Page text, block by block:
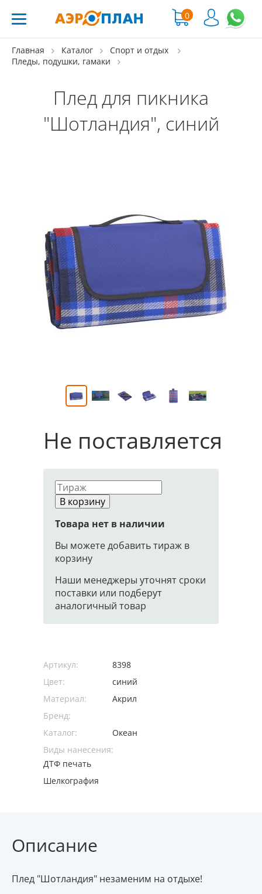
0
Главная Каталог
Спорт и отдых
Пледы, подушки, гамаки
Плед для пикника
"Шотландия", синий
Не поставляется
В корзину
Товара нет в наличии
Вы можете добавить тираж в
корзину
Наши менеджеры уточнят сроки
поставки или подберут
аналогичный товар
Артикул:
8398
Цвет:
синий
Материал:
Акрил
Бренд:
Каталог:
Океан
Виды нанесения:
ДТФ печать
Шелкография
Описание
Плед "Шотландия" незаменим на отдыхе!